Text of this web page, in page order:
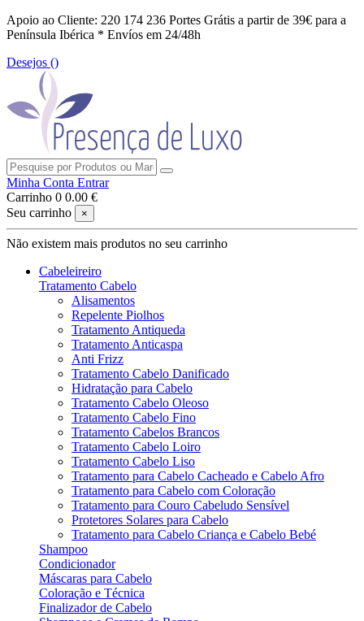
Apoio ao Cliente: 220 174 236 Portes Grátis a partir de 39€ para a
Península Ibérica * Envíos em 24/48h
Desejos ()
Minha Conta Entrar
Carrinho 0 0.00 €
Seu carrinho
×
Não existem mais produtos no seu carrinho
Cabeleireiro
Tratamento Cabelo
Alisamentos
Repelente Piolhos
Tratamento Antiqueda
Tratamento Anticaspa
Anti Frizz
Tratamento Cabelo Danificado
Hidratação para Cabelo
Tratamento Cabelo Oleoso
Tratamento Cabelo Fino
Tratamento Cabelos Brancos
Tratamento Cabelo Loiro
Tratamento Cabelo Liso
Tratamento para Cabelo Cacheado e Cabelo Afro
Tratamento para Cabelo com Coloração
Tratamento para Couro Cabeludo Sensível
Protetores Solares para Cabelo
Tratamento para Cabelo Criança e Cabelo Bebé
Shampoo
Condicionador
Máscaras para Cabelo
Coloração e Técnica
Finalizador de Cabelo